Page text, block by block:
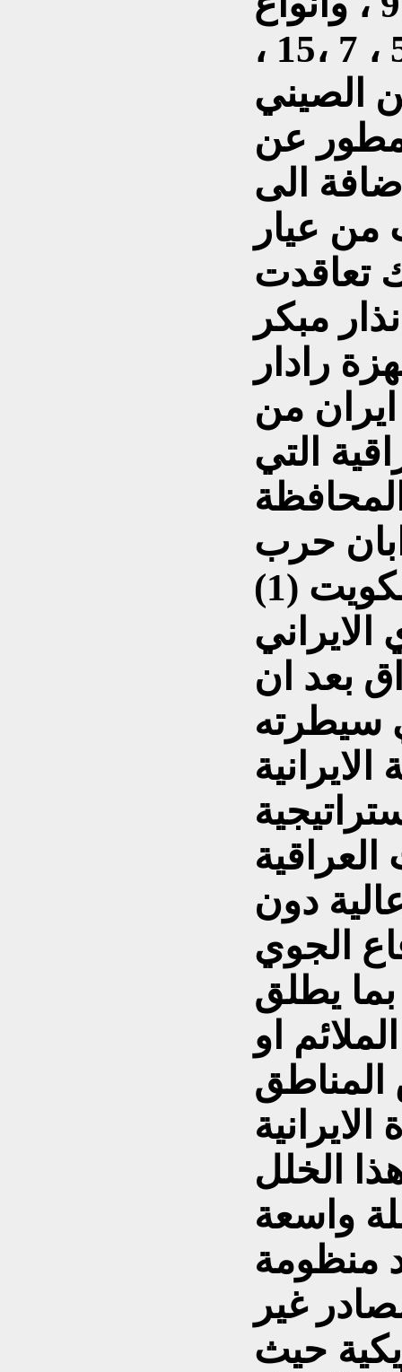
اخرى منها صياد 1، 2 ،3 ، 5 ، 7 ،15 ،
عن الصيني
يو -1 ، ميساغ 2 مطور عن
يو -2، بالاضافة الى
من عيار
وكذلك تعاقدت
مبكر
رادار
من
التي
في عام 1991 ابان حرب
بعد ان
سيطرته
دون
الجوي
يطلق
او
الخلل
واسعة
منظومة
غير
حيث